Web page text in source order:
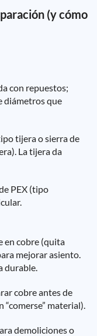
(y cómo
con repuestos;
diámetros que
tijera o sierra de
La tijera da
PEX (tipo
en cobre (quita
mejorar asiento.
durable.
cobre antes de
material).
demoliciones o